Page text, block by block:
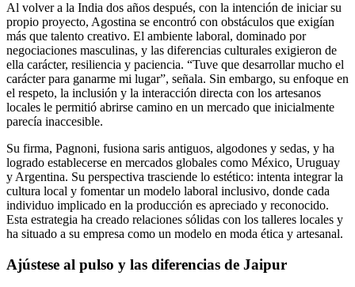
Al volver a la India dos años después, con la intención de iniciar su
propio proyecto, Agostina se encontró con obstáculos que exigían
más que talento creativo. El ambiente laboral, dominado por
negociaciones masculinas, y las diferencias culturales exigieron de
ella carácter, resiliencia y paciencia. “Tuve que desarrollar mucho el
carácter para ganarme mi lugar”, señala. Sin embargo, su enfoque en
el respeto, la inclusión y la interacción directa con los artesanos
locales le permitió abrirse camino en un mercado que inicialmente
parecía inaccesible.
Su firma, Pagnoni, fusiona saris antiguos, algodones y sedas, y ha
logrado establecerse en mercados globales como México, Uruguay
y Argentina. Su perspectiva trasciende lo estético: intenta integrar la
cultura local y fomentar un modelo laboral inclusivo, donde cada
individuo implicado en la producción es apreciado y reconocido.
Esta estrategia ha creado relaciones sólidas con los talleres locales y
ha situado a su empresa como un modelo en moda ética y artesanal.
Ajústese al pulso y las diferencias de Jaipur